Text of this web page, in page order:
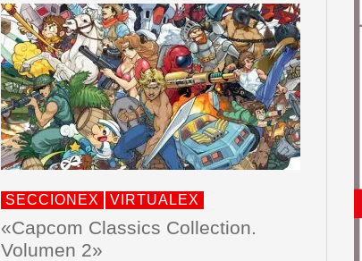
SECCIONEX VIRTUALEX
«Capcom Classics Collection.
Volumen 2»